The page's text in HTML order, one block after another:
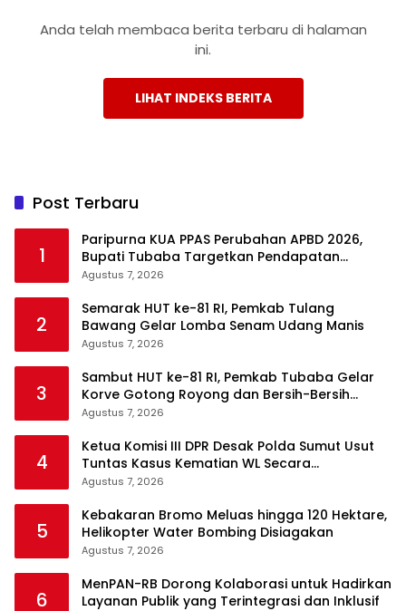
Anda telah membaca berita terbaru di halaman
ini.
LIHAT INDEKS BERITA
Post Terbaru
1
Paripurna KUA PPAS Perubahan APBD 2026,
Bupati Tubaba Targetkan Pendapatan
Daerah Rp820,3 Miliar
Agustus 7, 2026
2
Semarak HUT ke-81 RI, Pemkab Tulang
Bawang Gelar Lomba Senam Udang Manis
Agustus 7, 2026
3
Sambut HUT ke-81 RI, Pemkab Tubaba Gelar
Korve Gotong Royong dan Bersih-Bersih
Serentak
Agustus 7, 2026
4
Ketua Komisi III DPR Desak Polda Sumut Usut
Tuntas Kasus Kematian WL Secara
Transparan
Agustus 7, 2026
5
Kebakaran Bromo Meluas hingga 120 Hektare,
Helikopter Water Bombing Disiagakan
Agustus 7, 2026
6
MenPAN-RB Dorong Kolaborasi untuk Hadirkan
Layanan Publik yang Terintegrasi dan Inklusif